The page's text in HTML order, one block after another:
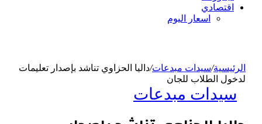
اقتصادي
اسعار اليوم
الرئيسية/سيدات مبدعات/داليا الحزاوي تناشد بإصدار تعليمات
لدخول الطلاب للجان
سيدات مبدعات